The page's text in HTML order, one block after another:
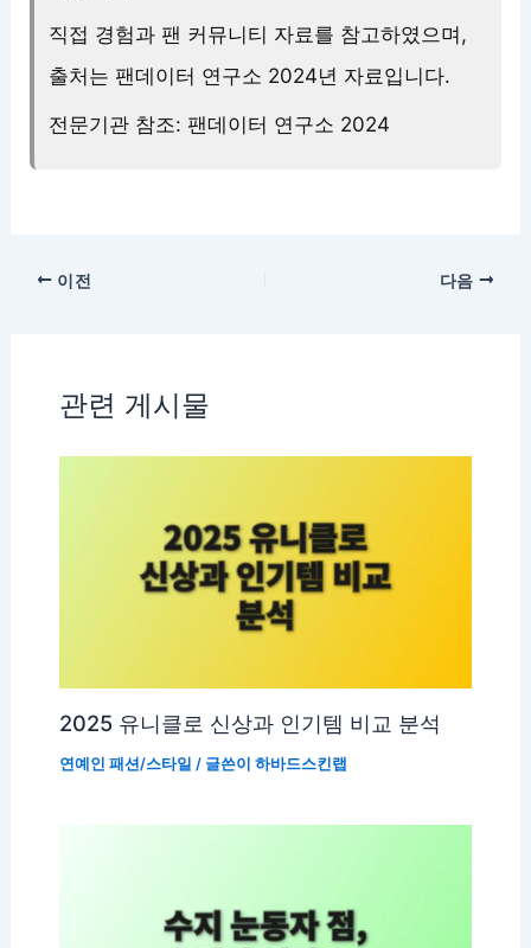
직접 경험과 팬 커뮤니티 자료를 참고하였으며,
출처는 팬데이터 연구소 2024년 자료입니다.
전문기관 참조: 팬데이터 연구소 2024
이전 다음
관련 게시물
2025 유니클로 신상과 인기템 비교 분석
연예인 패션/스타일 / 글쓴이 하바드스킨랩